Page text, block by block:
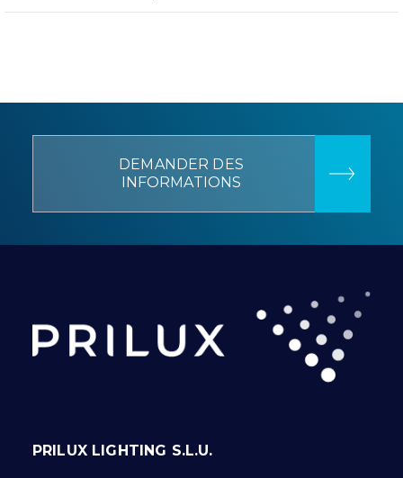
DEMANDER DES
INFORMATIONS
PRILUX LIGHTING S.L.U.